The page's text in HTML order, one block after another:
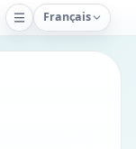
Français